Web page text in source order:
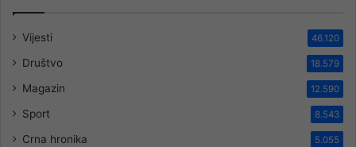
Vijesti 46.120
Društvo 18.579
Magazin 12.590
Sport 8.543
Crna hronika 5.055